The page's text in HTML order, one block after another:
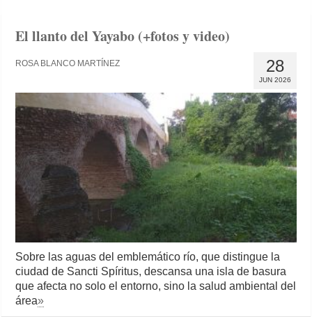
El llanto del Yayabo (+fotos y video)
28
JUN 2026
ROSA BLANCO MARTÍNEZ
Sobre las aguas del emblemático río, que distingue la
ciudad de Sancti Spíritus, descansa una isla de basura
que afecta no solo el entorno, sino la salud ambiental del
área»